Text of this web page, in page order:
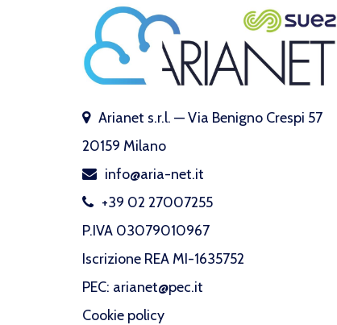
Arianet s.r.l. — Via Benigno Crespi 57
20159 Milano
info@aria-net.it
+39 02 27007255
P.IVA 03079010967
Iscrizione REA MI-1635752
PEC: arianet@pec.it
Cookie policy